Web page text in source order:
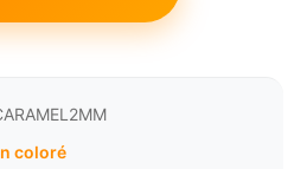
coloré